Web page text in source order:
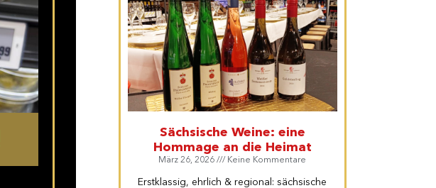
Sächsische Weine: eine
Hommage an die Heimat
März 26, 2026 Keine Kommentare
Erstklassig, ehrlich & regional: sächsische